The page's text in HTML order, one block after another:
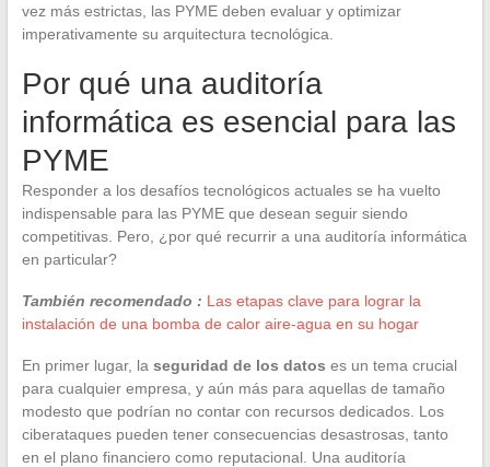
vez más estrictas, las PYME deben evaluar y optimizar
imperativamente su arquitectura tecnológica.
Por qué una auditoría
informática es esencial para las
PYME
Responder a los desafíos tecnológicos actuales se ha vuelto
indispensable para las PYME que desean seguir siendo
competitivas. Pero, ¿por qué recurrir a una auditoría informática
en particular?
También recomendado : Las etapas clave para lograr la
instalación de una bomba de calor aire-agua en su hogar
En primer lugar, la seguridad de los datos es un tema crucial
para cualquier empresa, y aún más para aquellas de tamaño
modesto que podrían no contar con recursos dedicados. Los
ciberataques pueden tener consecuencias desastrosas, tanto
en el plano financiero como reputacional. Una auditoría